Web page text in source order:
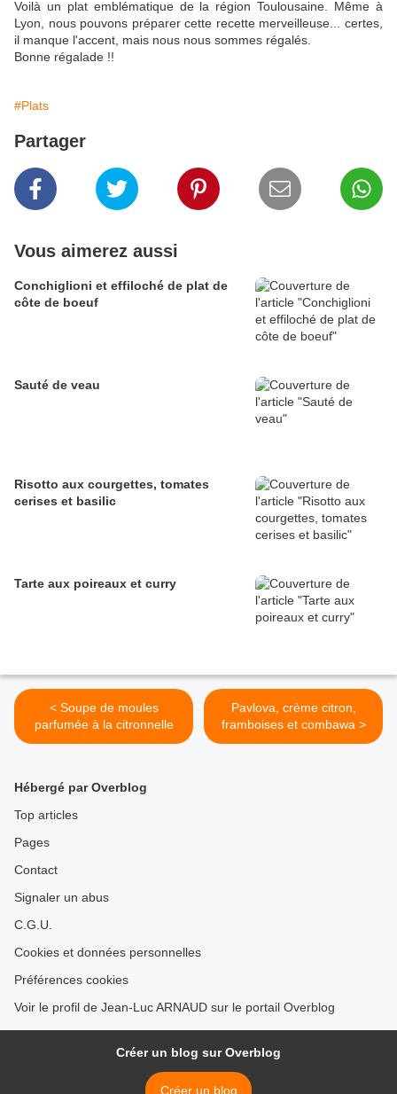
Voilà un plat emblématique de la région Toulousaine. Même à
Lyon, nous pouvons préparer cette recette merveilleuse... certes,
il manque l'accent, mais nous nous sommes régalés.
Bonne régalade !!
#Plats
Partager
Vous aimerez aussi
Conchiglioni et effiloché de plat de
côte de boeuf
Sauté de veau
Risotto aux courgettes, tomates
cerises et basilic
Tarte aux poireaux et curry
< Soupe de moules
parfumée à la citronnelle
Pavlova, crème citron,
framboises et combawa >
Hébergé par Overblog
Top articles
Pages
Contact
Signaler un abus
C.G.U.
Cookies et données personnelles
Préférences cookies
Voir le profil de Jean-Luc ARNAUD sur le portail Overblog
Créer un blog sur Overblog
Créer un blog